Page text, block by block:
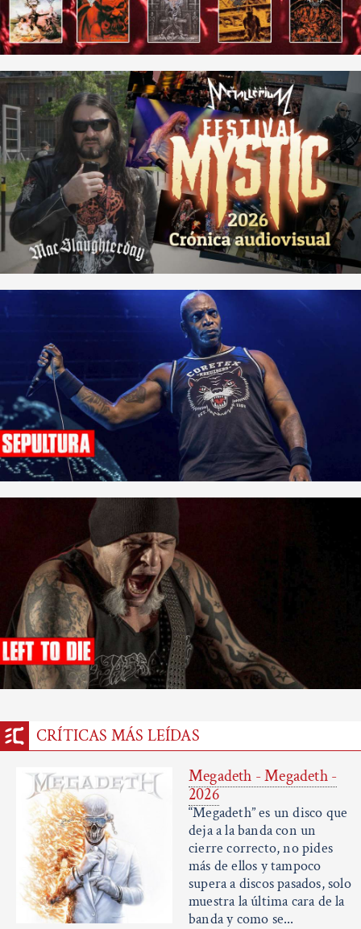
CRÍTICAS MÁS LEÍDAS
Megadeth - Megadeth -
2026
“Megadeth” es un disco que
deja a la banda con un
cierre correcto, no pides
más de ellos y tampoco
supera a discos pasados, solo
muestra la última cara de la
banda y como se...